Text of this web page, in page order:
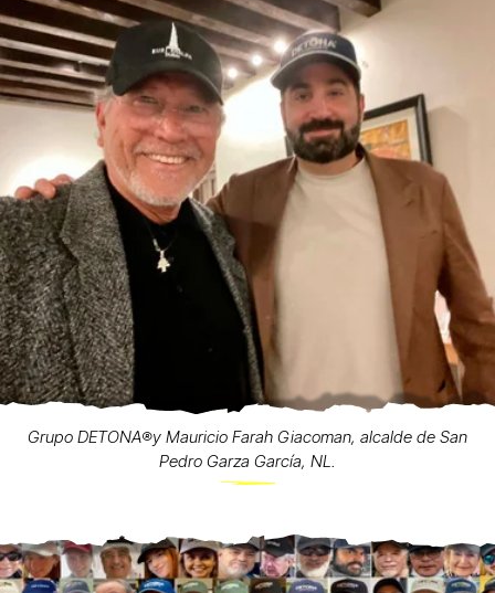
Grupo DETONA®️y Mauricio Farah Giacoman, alcalde de San
Pedro Garza García, NL.